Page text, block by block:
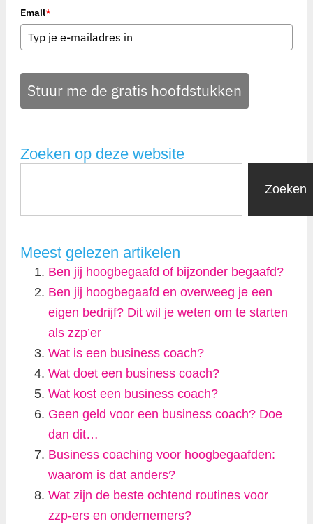
Email*
Stuur me de gratis hoofdstukken
Zoeken op deze website
Zoeken
Meest gelezen artikelen
Ben jij hoogbegaafd of bijzonder begaafd?
Ben jij hoogbegaafd en overweeg je een
eigen bedrijf? Dit wil je weten om te starten
als zzp’er
Wat is een business coach?
Wat doet een business coach?
Wat kost een business coach?
Geen geld voor een business coach? Doe
dan dit…
Business coaching voor hoogbegaafden:
waarom is dat anders?
Wat zijn de beste ochtend routines voor
zzp-ers en ondernemers?